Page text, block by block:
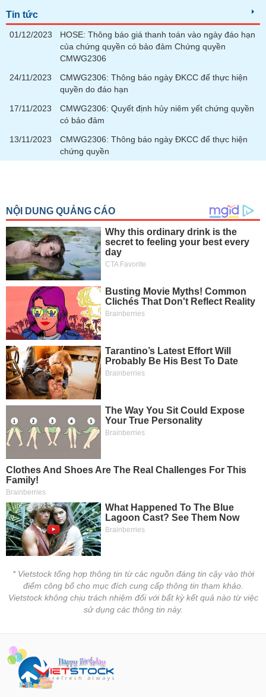
Tin tức
01/12/2023
HOSE: Thông báo giá thanh toán vào ngày đáo hạn
của chứng quyền có bảo đảm Chứng quyền
CMWG2306
24/11/2023
CMWG2306: Thông báo ngày ĐKCC để thực hiện
quyền do đáo hạn
17/11/2023
CMWG2306: Quyết định hủy niêm yết chứng quyền
có bảo đảm
13/11/2023
CMWG2306: Thông báo ngày ĐKCC để thực hiện
chứng quyền
* Vietstock tổng hợp thông tin từ các nguồn đáng tin cậy vào thời
điểm công bố cho mục đích cung cấp thông tin tham khảo.
Vietstock không chịu trách nhiệm đối với bất kỳ kết quả nào từ việc
sử dụng các thông tin này.
chính